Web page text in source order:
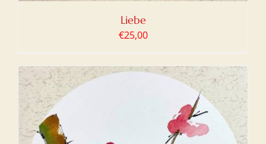
Liebe
€25,00